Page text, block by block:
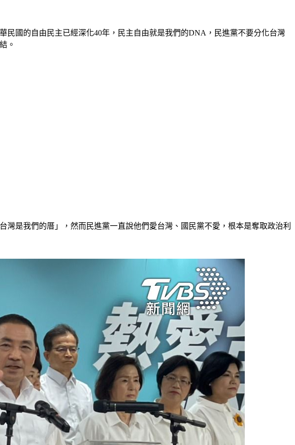
國的自由民主已經深化40年，民主自由就是我們的DNA，民進黨不要分化台灣
。
是我們的厝」，然而民進黨一直說他們愛台灣、國民黨不愛，根本是奪取政治利